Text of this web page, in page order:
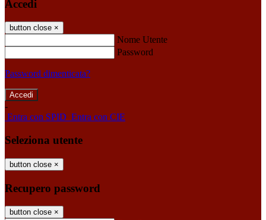
Accedi
button close ×
Nome Utente
Password
Password dimenticata?
-
Entra con SPID Entra con CIE
Seleziona utente
button close ×
Recupero password
button close ×